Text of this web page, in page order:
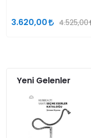
3.620,00 4.525,00
Yeni Gelenler